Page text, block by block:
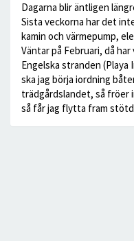
Dagarna blir äntligen
Sista veckorna har det
kamin och värmepump,
Väntar på Februari, då
Engelska stranden (Playa
ska jag börja iordning
trädgårdslandet, så fröer
så får jag flytta fram